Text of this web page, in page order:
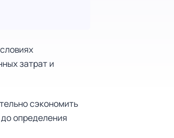
затрат и
сэкономить
определения